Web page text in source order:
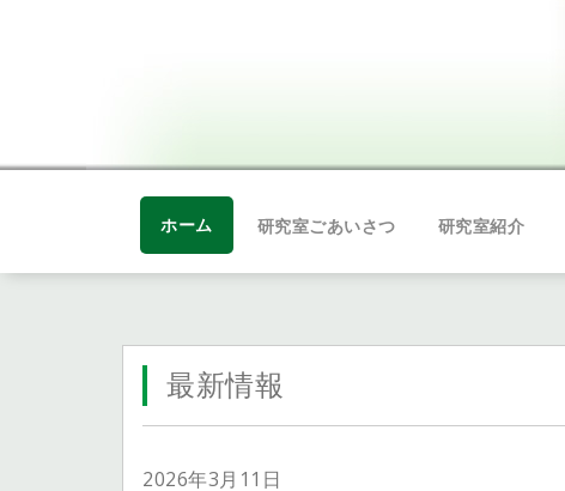
ホーム 研究室ごあいさつ 研究室紹介
最新情報
2026年3月11日